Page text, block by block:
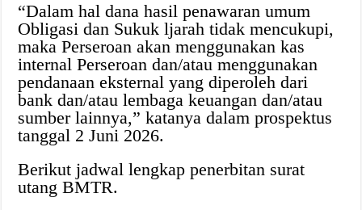
“Dalam hal dana hasil penawaran umum
Obligasi dan Sukuk ljarah tidak mencukupi,
maka Perseroan akan menggunakan kas
internal Perseroan dan/atau menggunakan
pendanaan eksternal yang diperoleh dari
bank dan/atau lembaga keuangan dan/atau
sumber lainnya,” katanya dalam prospektus
tanggal 2 Juni 2026.
Berikut jadwal lengkap penerbitan surat
utang BMTR.